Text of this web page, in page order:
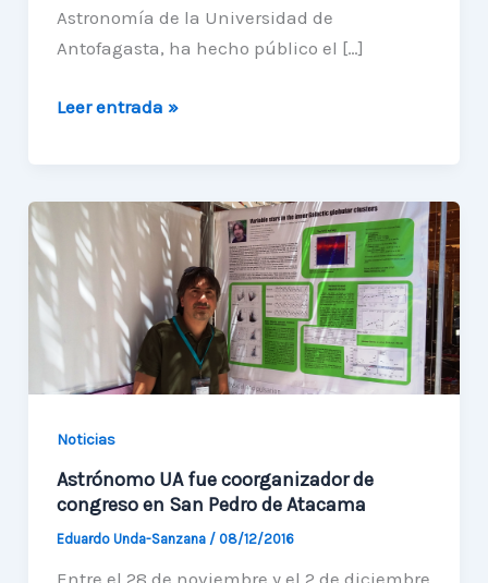
Astronomía de la Universidad de
Antofagasta, ha hecho público el […]
LSSGalPy:
para
visualizar
entorno
intergaláctico
Leer entrada »
Noticias
Astrónomo UA fue coorganizador de
congreso en San Pedro de Atacama
Eduardo Unda-Sanzana / 08/12/2016
Entre el 28 de noviembre y el 2 de diciembre